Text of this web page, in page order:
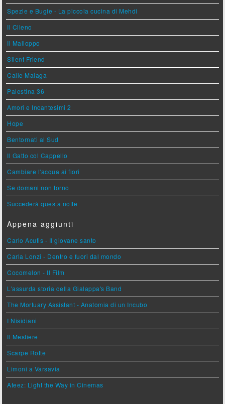
Spezie e Bugie - La piccola cucina di Mehdi
Il Cileno
Il Malloppo
Silent Friend
Calle Malaga
Palestina 36
Amori e Incantesimi 2
Hope
Bentornati al Sud
Il Gatto col Cappello
Cambiare l'acqua ai fiori
Se domani non torno
Succederà questa notte
Appena aggiunti
Carlo Acutis - Il giovane santo
Carla Lonzi - Dentro e fuori dal mondo
Cocomelon - Il Film
L'assurda storia della Gialappa's Band
The Mortuary Assistant - Anatomia di un Incubo
I Nisidiani
Il Mestiere
Scarpe Rotte
Limoni a Varsavia
Ateez: Light the Way in Cinemas